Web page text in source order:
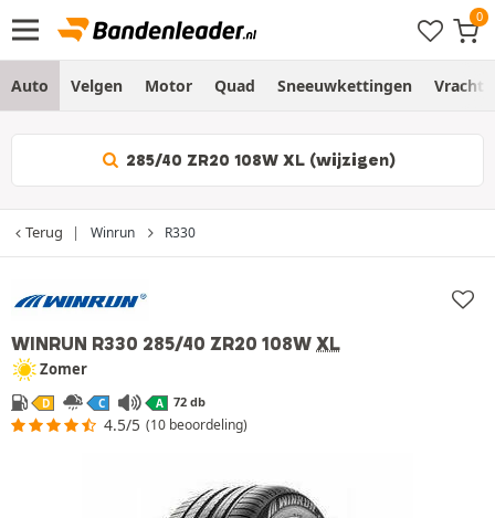
Auto Velgen Motor Quad Sneeuwkettingen
285/40 ZR20 108W XL (wijzigen)
Terug Winrun R330
WINRUN R330 285/40 ZR20 108W XL
Zomer
D C A 72 db
4.5/5 (10 beoordeling)